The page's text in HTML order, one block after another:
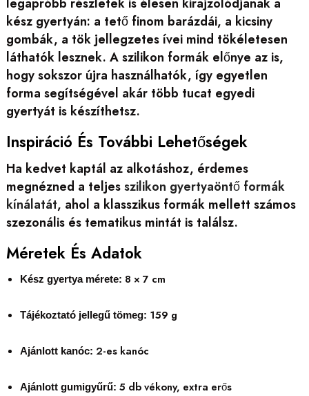
kész gyertyán: a tető finom barázdái, a kicsiny
gombák, a tök jellegzetes ívei mind tökéletesen
láthatók lesznek. A szilikon formák előnye az is,
hogy sokszor újra használhatók, így egyetlen
forma segítségével akár több tucat egyedi
gyertyát is készíthetsz.
Inspiráció És További Lehetőségek
Ha kedvet kaptál az alkotáshoz, érdemes
megnézned a teljesszilikon gyertyaöntő formák
kínálatát, ahol a klasszikus formák mellett számos
szezonális és tematikus mintát is találsz.
Méretek És Adatok
Kész gyertya mérete: 8 × 7 cm
Tájékoztató jellegű tömeg: 159 g
Ajánlott kanóc: 2-es kanóc
Ajánlott gumigyűrű: 5 db vékony, extra erős